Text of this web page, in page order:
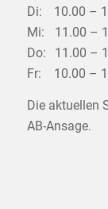
Di:
10.00 –
Mi:
11.00 –
Do:
11.00 –
Fr:
10.00 –
Die aktuellen
AB-Ansage.